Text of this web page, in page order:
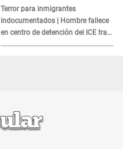
es?
Terror para inmigrantes
indocumentados | Hombre fallece
en centro de detención del ICE tras
sufrir una "emergencia médica"